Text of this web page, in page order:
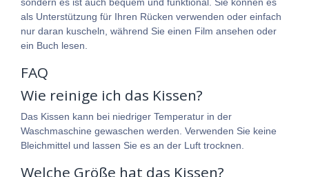
sondern es ist auch bequem und funktional. Sie können es
als Unterstützung für Ihren Rücken verwenden oder einfach
nur daran kuscheln, während Sie einen Film ansehen oder
ein Buch lesen.
FAQ
Wie reinige ich das Kissen?
Das Kissen kann bei niedriger Temperatur in der
Waschmaschine gewaschen werden. Verwenden Sie keine
Bleichmittel und lassen Sie es an der Luft trocknen.
Welche Größe hat das Kissen?